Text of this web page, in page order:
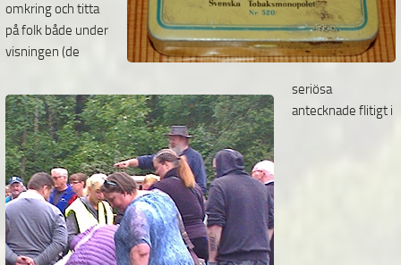
omkring och titta
på folk både under
visningen (de
seriösa
antecknade flitigt i